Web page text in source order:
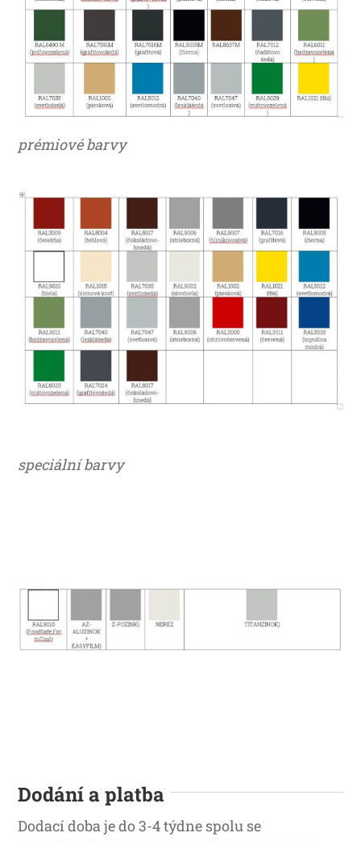
prémiové barvy
speciální barvy
Dodání a platba
Dodací doba je do 3-4 týdne spolu se